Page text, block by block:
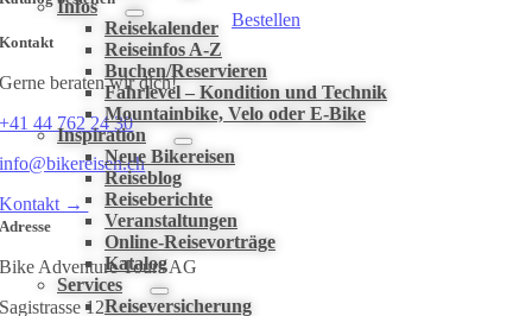
Infos
Reisekalender
Reiseinfos A-Z
Buchen/Reservieren
Fahrlevel – Kondition und Technik
Mountainbike, Velo oder E-Bike
Inspiration
Neue Bikereisen
Reiseblog
Reiseberichte
Veranstaltungen
Online-Reisevorträge
Katalog
Services
Reiseversicherung
Bestellen
Kontakt
Gerne beraten wir dich!
+41 44 762 24 30
info@bikereisen.ch
Kontakt →
Adresse
Bike Adventure Tours AG
Sagistrasse 12